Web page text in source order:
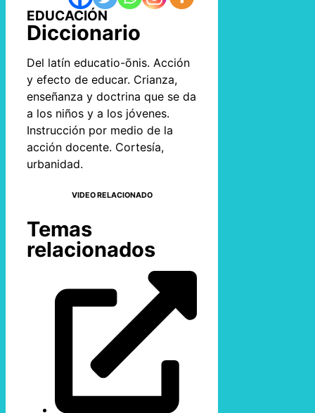
EDUCACIÓN
Diccionario
Del latín educatio-ōnis. Acción
y efecto de educar. Crianza,
enseñanza y doctrina que se da
a los niños y a los jóvenes.
Instrucción por medio de la
acción docente. Cortesía,
urbanidad.
VIDEO RELACIONADO
Temas
relacionados